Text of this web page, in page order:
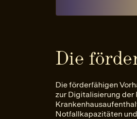
Die
Die förderfähigen
zur Digitalisierung der
Notfallkapazitäten